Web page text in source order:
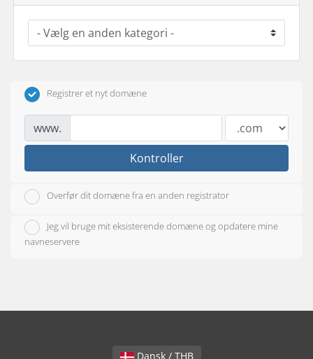
Registrer et nyt domæne
www.
Kontroller
Overfør dit domæne fra en anden registrator
Jeg vil bruge mit eksisterende domæne og opdatere mine
navneservere
Dansk / THB